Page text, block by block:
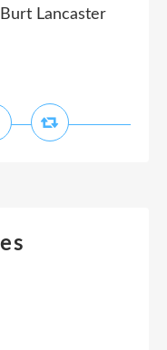
Lancaster